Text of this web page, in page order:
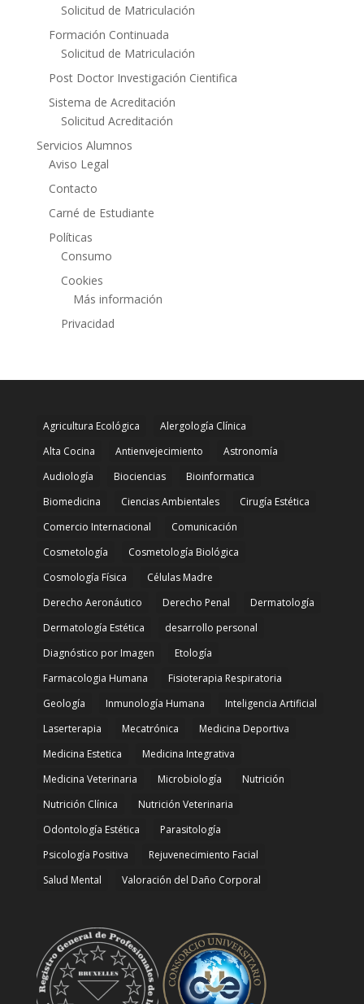
Solicitud de Matriculación
Formación Continuada
Solicitud de Matriculación
Post Doctor Investigación Cientifica
Sistema de Acreditación
Solicitud Acreditación
Servicios Alumnos
Aviso Legal
Contacto
Carné de Estudiante
Políticas
Consumo
Cookies
Más información
Privacidad
Agricultura Ecológica
Alergología Clínica
Alta Cocina
Antienvejecimiento
Astronomía
Audiología
Biociencias
Bioinformatica
Biomedicina
Ciencias Ambientales
Cirugía Estética
Comercio Internacional
Comunicación
Cosmetología
Cosmetología Biológica
Cosmología Física
Células Madre
Derecho Aeronáutico
Derecho Penal
Dermatología
Dermatología Estética
desarrollo personal
Diagnóstico por Imagen
Etología
Farmacologia Humana
Fisioterapia Respiratoria
Geología
Inmunología Humana
Inteligencia Artificial
Laserterapia
Mecatrónica
Medicina Deportiva
Medicina Estetica
Medicina Integrativa
Medicina Veterinaria
Microbiología
Nutrición
Nutrición Clínica
Nutrición Veterinaria
Odontología Estética
Parasitología
Psicología Positiva
Rejuvenecimiento Facial
Salud Mental
Valoración del Daño Corporal